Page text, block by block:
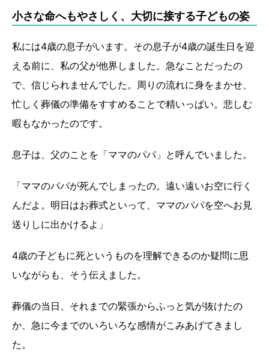
小さな命へもやさしく、大切に接する子どもの姿
私には4歳の息子がいます。その息子が4歳の誕生日を迎
える前に、私の父が他界しました。急なことだったの
で、信じられませんでした。周りの流れに身をまかせ、
忙しく葬儀の準備をすすめることで精いっぱい。悲しむ
暇もなかったのです。
息子は、父のことを「ママのパパ」と呼んでいました。
「ママのパパが死んでしまったの。遠い遠いお空に行く
んだよ。明日はお葬式といって、ママのパパを空へお見
送りしに出かけるよ」
4歳の子どもに死というものを理解できるのか疑問に思
いながらも、そう伝えました。
葬儀の当日、それまでの緊張からふっと気が抜けたの
か、急に今までのいろいろな感情がこみあげてきまし
た。